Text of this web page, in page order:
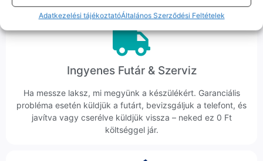
Adatkezelési tájékoztatóÁltalános Szerződési Feltételek
Ingyenes Futár & Szerviz
Ha messze laksz, mi megyünk a készülékért. Garanciális
probléma esetén küldjük a futárt, bevizsgáljuk a telefont, és
javítva vagy cserélve küldjük vissza – neked ez 0 Ft
költséggel jár.